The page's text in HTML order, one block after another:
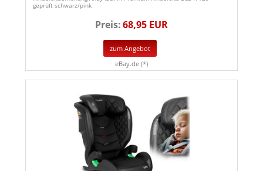
geprüft schwarz/pink
Preis:68,95 EUR
zum Angebot
eBay.de (*)